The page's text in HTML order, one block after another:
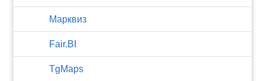
Марквиз
Fair.BI
TgMaps